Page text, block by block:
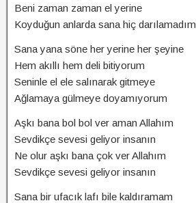
Beni zaman zaman el yerine
Koyduğun anlarda sana hiç darılamadım
Sana yana söne her yerine her şeyine
Hem akıllı hem deli bitiyorum
Seninle el ele salınarak gitmeye
Ağlamaya gülmeye doyamıyorum
Aşkı bana bol bol ver aman Allahım
Sevdikçe sevesi geliyor insanın
Ne olur aşkı bana çok ver Allahım
Sevdikçe sevesi geliyor insanın
Sana bir ufacık lafı bile kaldıramam